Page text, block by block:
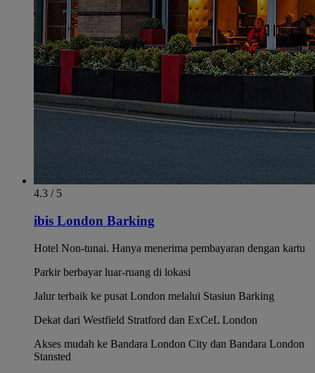
4.3 / 5
ibis London Barking
Hotel Non-tunai. Hanya menerima pembayaran dengan kartu
Parkir berbayar luar-ruang di lokasi
Jalur terbaik ke pusat London melalui Stasiun Barking
Dekat dari Westfield Stratford dan ExCeL London
Akses mudah ke Bandara London City dan Bandara London
Stansted